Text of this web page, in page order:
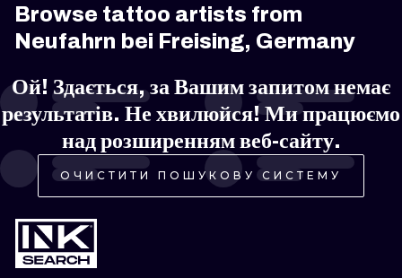
МІЛАН ЕДІНБУРГ
МАНЧЕСТЕР АМСТЕРДАМ
ПРАГА ВІДЕНЬ ИГНОРАНТ
ЛІНІЙНИЙ
ДОТВОРК
Browse tattoo artists from
Neufahrn bei Freising, Germany
Ой! Здається, за Вашим запитом немає
результатів. Не хвилюйся! Ми працюємо
над розширенням веб-сайту.
ОЧИСТИТИ ПОШУКОВУ СИСТЕМУ